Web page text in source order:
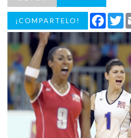
¡COMPARTELO!